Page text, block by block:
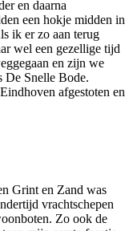
en daarna
een hokje midden in
ik er zo aan terug
wel een gezellige tijd
en zijn we
De Snelle Bode.
afgestoten en
Grint en Zand was
vrachtschepen
Zo ook de